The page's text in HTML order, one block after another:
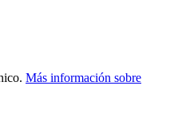
Más información sobre